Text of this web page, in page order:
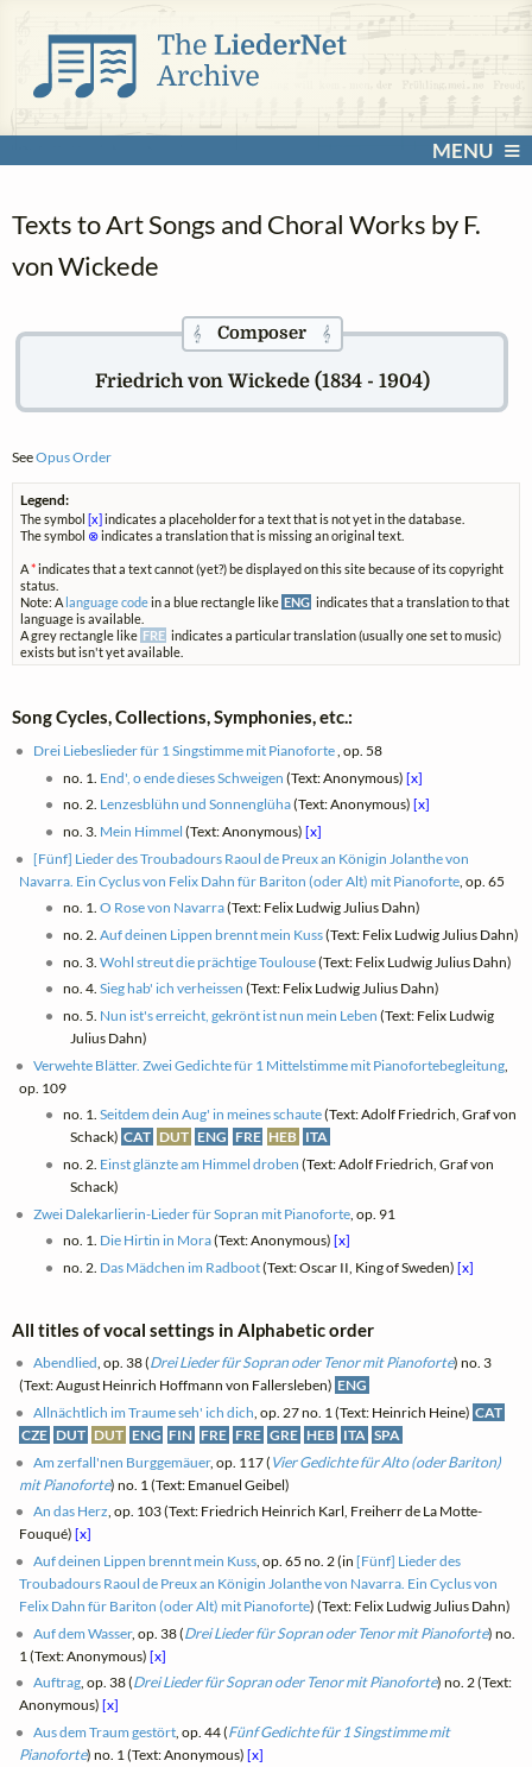
MENU
Texts to Art Songs and Choral Works by F.
von Wickede
𝄞Composer 𝄞
Friedrich von Wickede (1834 - 1904)
SeeOpus Order
Legend:
The symbol[x]indicates a placeholder for a text that is not yet in the database.
The symbol ⊗indicates a translation that is missing an original text.
A*indicates that a text cannot (yet?) be displayed on this site because of its copyright
status.
Note: A language codein a blue rectangle like ENG indicates that a translation to that
language is available.
A grey rectangle like FRE indicates a particular translation (usually one set to music)
exists but isn't yet available.
Song Cycles, Collections, Symphonies, etc.:
Drei Liebeslieder für 1 Singstimme mit Pianoforte , op. 58
no. 1. End', o ende dieses Schweigen (Text: Anonymous) [x]
no. 2. Lenzesblühn und Sonnenglüha(Text: Anonymous) [x]
no. 3. Mein Himmel (Text: Anonymous) [x]
[Fünf] Lieder des Troubadours Raoul de Preux an Königin Jolanthe von
Navarra. Ein Cyclus von Felix Dahn für Bariton (oder Alt) mit Pianoforte , op. 65
no. 1. O Rose von Navarra(Text: Felix Ludwig Julius Dahn)
no. 2. Auf deinen Lippen brennt mein Kuss(Text: Felix Ludwig Julius Dahn)
no. 3. Wohl streut die prächtige Toulouse(Text: Felix Ludwig Julius Dahn)
no. 4. Sieg hab' ich verheissen (Text: Felix Ludwig Julius Dahn)
no. 5. Nun ist's erreicht, gekrönt ist nun mein Leben (Text: Felix Ludwig
Julius Dahn)
Verwehte Blätter. Zwei Gedichte für 1 Mittelstimme mit Pianofortebegleitung
op. 109
no. 1. Seitdem dein Aug' in meines schaute(Text: Adolf Friedrich, Graf von
Schack) CAT DUT ENG FRE HEB ITA
no. 2. Einst glänzte am Himmel droben (Text: Adolf Friedrich, Graf von
Schack)
Zwei Dalekarlierin-Lieder für Sopran mit Pianoforte , op. 91
no. 1. Die Hirtin in Mora(Text: Anonymous) [x]
no. 2. Das Mädchen im Radboot(Text: Oscar II, King of Sweden) [x]
All titles of vocal settings in Alphabetic order
Abendlied, op. 38 (Drei Lieder für Sopran oder Tenor mit Pianoforte) no. 3
(Text: August Heinrich Hoffmann von Fallersleben) ENG
Allnächtlich im Traume seh' ich dich , op. 27 no. 1 (Text: Heinrich Heine) CAT
CZE DUT DUT ENG FIN FRE FRE GRE HEB ITA SPA
Am zerfall'nen Burggemäuer, op. 117 ( Vier Gedichte für Alto (oder Bariton)
mit Pianoforte) no. 1 (Text: Emanuel Geibel)
An das Herz, op. 103 (Text: Friedrich Heinrich Karl, Freiherr de La Motte-
Fouqué)[x]
Auf deinen Lippen brennt mein Kuss, op. 65 no. 2 (in[Fünf] Lieder des
Troubadours Raoul de Preux an Königin Jolanthe von Navarra. Ein Cyclus von
Felix Dahn für Bariton (oder Alt) mit Pianoforte) (Text: Felix Ludwig Julius Dahn)
Auf dem Wasser, op. 38 (Drei Lieder für Sopran oder Tenor mit Pianoforte) no.
1 (Text: Anonymous)[x]
Auftrag, op. 38 (Drei Lieder für Sopran oder Tenor mit Pianoforte) no. 2 (Text:
Anonymous)[x]
Aus dem Traum gestört, op. 44 (Fünf Gedichte für 1 Singstimme mit
Pianoforte) no. 1 (Text: Anonymous)[x]